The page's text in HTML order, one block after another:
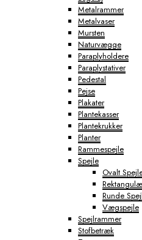
Metalrammer
Metalvaser
Mursten
Naturvægge
Paraplyholdere
Paraplystativer
Pedestal
Pejse
Plakater
Plantekasser
Plantekrukker
Planter
Rammespejle
Spejle
Ovalt
Runde
Vægspejle
Spejlrammer
Stofbetræk